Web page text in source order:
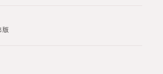
版